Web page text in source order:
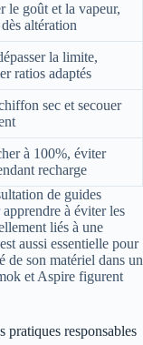
le goût et la vapeur,
altération
la limite,
ratios adaptés
sec et secouer
à 100%, éviter
recharge
de guides
à éviter les
liés à une
aussi essentielle pour
de son matériel dans un
et Aspire figurent
pratiques responsables